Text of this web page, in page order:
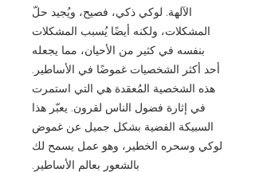
الآلهة. لوكي ذكي، فصيح، ويُجيد حلّ
المشكلات، ولكنه أيضًا يُسبب المشكلات
بنفسه في كثير من الأحيان، مما يجعله
أحد أكثر الشخصيات غموضًا في الأساطير.
هذه الشخصية المُعقدة هي التي استمرت
في إثارة فضول الناس لقرون. يعبّر هذا
السبيكة الفضية بشكل جميل عن غموض
لوكي وسحره الخطير، وهو عمل يسمح لك
بالشعور بعالم الأساطير.